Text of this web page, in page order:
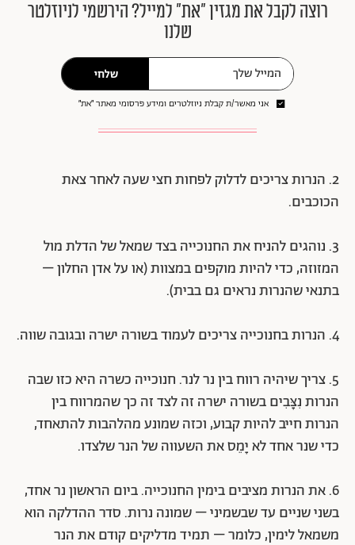
רוצה לקבל את מגזין ״את״ למייל? הירשמי לניוזלטר
שלנו
שלחי
אני מאשר/ת קבלת ניוזלטרים ומידע פרסומי מאתר ״את״
2. הנרות צריכים לדלוק לפחות חצי שעה לאחר צאת
הכוכבים.
3. נוהגים להניח את החנוכייה בצד שמאל של הדלת מול
המזוזה, כדי להיות מוקפים במצוות (או על אדן החלון –
בתנאי שהנרות נראים גם בבית).
4. הנרות בחנוכייה צריכים לעמוד בשורה ישרה ובגובה שווה.
5. צריך שיהיה רווח בין נר לנר. חנוכייה כשרה היא כזו שבה
הנרות נִצָּבִים בשורה ישרה זה לצד זה כך שהמרווח בין
הנרות חייב להיות קבוע, וכזה שמונע מהלהבות להתאחד,
כדי שנר אחד לא יָמֵס את השעווה של הנר שלצדו.
6. את הנרות מציבים בימין החנוכייה. ביום הראשון נר אחד,
בשני שניים עד שבשמיני – שמונה נרות. סדר ההדלקה הוא
משמאל לימין, כלומר – תמיד מדליקים קודם את הנר